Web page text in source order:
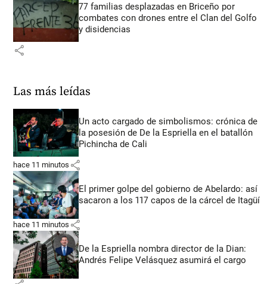
77 familias desplazadas en Briceño por
combates con drones entre el Clan del Golfo
y disidencias
share
Las más leídas
Un acto cargado de simbolismos: crónica de
la posesión de De la Espriella en el batallón
Pichincha de Cali
hace 11 minutos share
El primer golpe del gobierno de Abelardo: así
sacaron a los 117 capos de la cárcel de Itagüí
hace 11 minutos share
De la Espriella nombra director de la Dian:
Andrés Felipe Velásquez asumirá el cargo